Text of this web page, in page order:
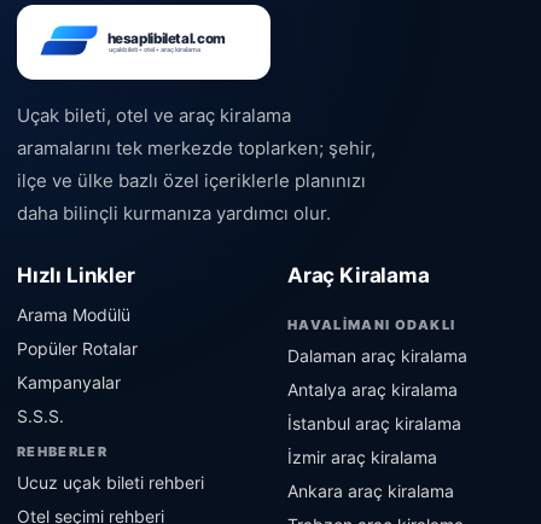
Uçak bileti, otel ve araç kiralama
aramalarını tek merkezde toplarken; şehir,
ilçe ve ülke bazlı özel içeriklerle planınızı
daha bilinçli kurmanıza yardımcı olur.
Hızlı Linkler
Arama Modülü
Popüler Rotalar
Kampanyalar
S.S.S.
REHBERLER
Ucuz uçak bileti rehberi
Otel seçimi rehberi
Araç Kiralama
HAVALIMANI ODAKLI
Dalaman araç kiralama
Antalya araç kiralama
İstanbul araç kiralama
İzmir araç kiralama
Ankara araç kiralama